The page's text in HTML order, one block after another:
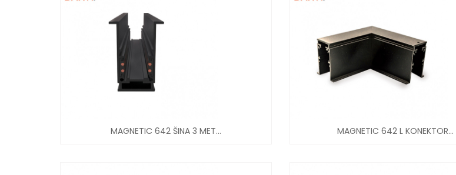
MAGNETIC 642 ŠINA 3 MET... MAGNETIC 642 L KONEKTOR...